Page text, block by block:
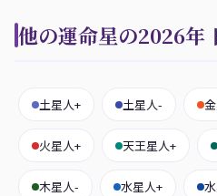
他の運命星の2026年
土星人+ 土星人-
火星人+ 天王星人+
木星人- 水星人+